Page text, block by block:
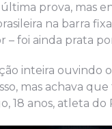
prova, mas
na barra
– foi ainda prata
inteira ouvindo
mas achava
18 anos, atleta do